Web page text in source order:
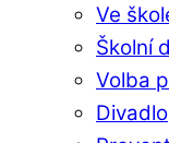
Ve
Školní
Volba
Divadlo